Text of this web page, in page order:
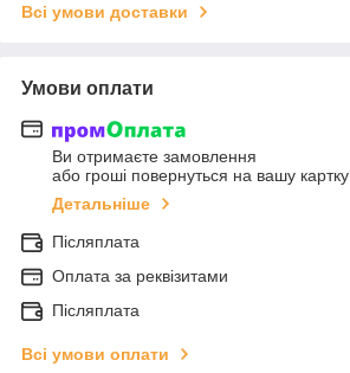
Всі умови доставки
Умови оплати
Ви отримаєте замовлення
або гроші повернуться на вашу картку
Детальніше
Післяплата
Оплата за реквізитами
Післяплата
Всі умови оплати